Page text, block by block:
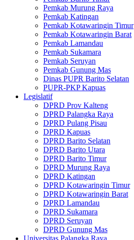
Pemkab Murung Raya
Pemkab Katingan
Pemkab Kotawaringin Timur
Pemkab Kotawaringin Barat
Pemkab Lamandau
Pemkab Sukamara
Pemkab Seruyan
Pemkab Gunung Mas
Dinas PUPR Barito Selatan
PUPR-PKP Kapuas
Legislatif
DPRD Prov Kalteng
DPRD Palangka Raya
DPRD Pulang Pisau
DPRD Kapuas
DPRD Barito Selatan
DPRD Barito Utara
DPRD Barito Timur
DPRD Murung Raya
DPRD Katingan
DPRD Kotawaringin Timur
DPRD Kotawaringin Barat
DPRD Lamandau
DPRD Sukamara
DPRD Seruyan
DPRD Gunung Mas
Universitas Palangka Raya